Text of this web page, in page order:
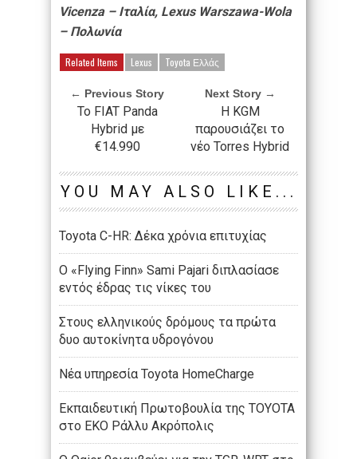
Vicenza – Ιταλία, Lexus Warszawa-Wola
– Πολωνία
Related Items Lexus Toyota Ελλάς
← Previous Story
Το FIAT Panda
Hybrid με
€14.990
Next Story →
H KGM
παρουσιάζει το
νέο Torres Hybrid
YOU MAY ALSO LIKE...
Toyota C-HR: Δέκα χρόνια επιτυχίας
Ο «Flying Finn» Sami Pajari διπλασίασε
εντός έδρας τις νίκες του
Στους ελληνικούς δρόμους τα πρώτα
δυο αυτοκίνητα υδρογόνου
Νέα υπηρεσία Toyota HomeCharge
Εκπαιδευτική Πρωτοβουλία της TOYOTA
στο ΕΚΟ Ράλλυ Ακρόπολις